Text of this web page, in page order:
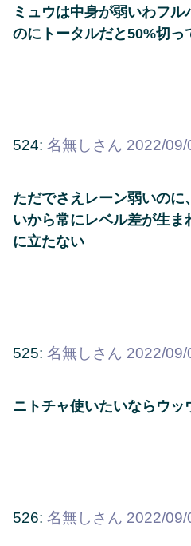
ミュウは中身が弱いわフ
のにトータルだと50%切っ
524: 名無しさん 2022/09/
ただでさえレーン弱いのに
いから常にレベル差が生
に立たない
525: 名無しさん 2022/09/
ニトチャ使いたいならウッ
526: 名無しさん 2022/09/